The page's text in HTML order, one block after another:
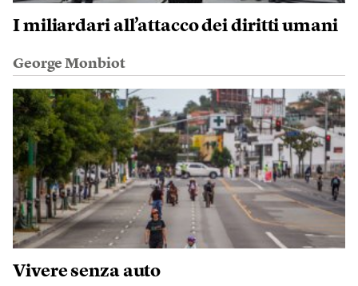
I miliardari all’attacco dei diritti umani
George Monbiot
Vivere senza auto